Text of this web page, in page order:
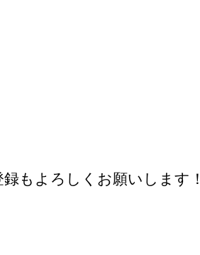
もよろしくお願いします！